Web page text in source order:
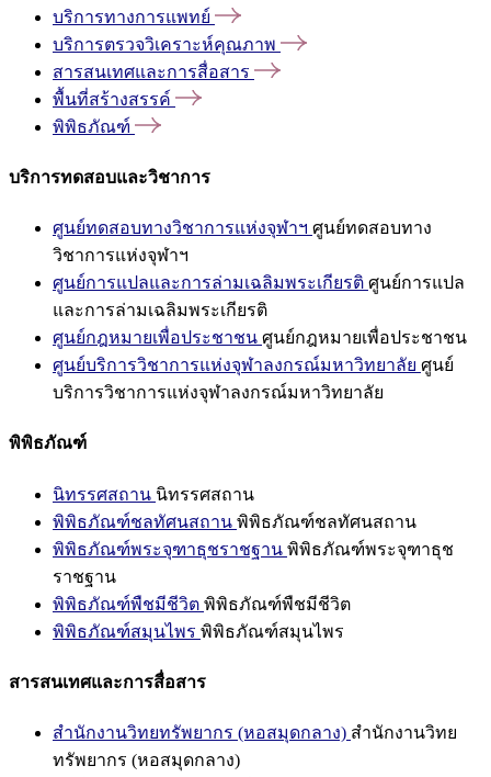
บริการทางการแพทย์
บริการตรวจวิเคราะห์คุณภาพ
สารสนเทศและการสื่อสาร
พื้นที่สร้างสรรค์
พิพิธภัณฑ์
บริการทดสอบและวิชาการ
ศูนย์ทดสอบทางวิชาการแห่งจุฬาฯ ศูนย์ทดสอบทาง
วิชาการแห่งจุฬาฯ
ศูนย์การแปลและการล่ามเฉลิมพระเกียรติ ศูนย์การแปล
และการล่ามเฉลิมพระเกียรติ
ศูนย์กฎหมายเพื่อประชาชน ศูนย์กฎหมายเพื่อประชาชน
ศูนย์บริการวิชาการแห่งจุฬาลงกรณ์มหาวิทยาลัย ศูนย์
บริการวิชาการแห่งจุฬาลงกรณ์มหาวิทยาลัย
พิพิธภัณฑ์
นิทรรศสถาน นิทรรศสถาน
พิพิธภัณฑ์ชลทัศนสถาน พิพิธภัณฑ์ชลทัศนสถาน
พิพิธภัณฑ์พระจุฑาธุชราชฐาน พิพิธภัณฑ์พระจุฑาธุช
ราชฐาน
พิพิธภัณฑ์พืชมีชีวิต พิพิธภัณฑ์พืชมีชีวิต
พิพิธภัณฑ์สมุนไพร พิพิธภัณฑ์สมุนไพร
สารสนเทศและการสื่อสาร
สำนักงานวิทยทรัพยากร (หอสมุดกลาง) สำนักงานวิทย
ทรัพยากร (หอสมุดกลาง)